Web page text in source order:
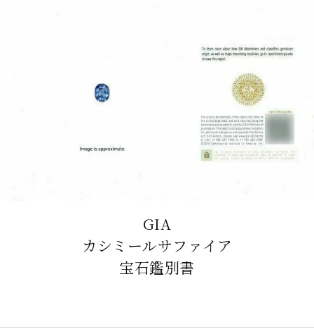
GIA
カシミールサファイア
宝石鑑別書